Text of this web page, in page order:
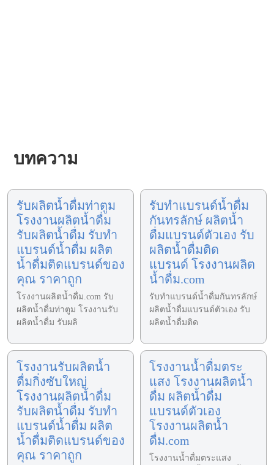
บทความ
รับผลิตน้ำดื่มท่าตูม
โรงงานผลิตน้ำดื่ม
รับผลิตน้ำดื่ม รับทำ
แบรนด์น้ำดื่ม ผลิต
น้ำดื่มติดแบรนด์ของ
คุณ ราคาถูก
โรงงานผลิตน้ำดื่ม.com รับ
ผลิตน้ำดื่มท่าตูม โรงงานรับ
ผลิตน้ำดื่ม รับผลิ
รับทำแบรนด์น้ำดื่ม
กันทรลักษ์ ผลิตน้ำ
ดื่มแบรนด์ตัวเอง รับ
ผลิตน้ำดื่มติด
แบรนด์ โรงงานผลิต
น้ำดื่ม.com
รับทำแบรนด์น้ำดื่มกันทรลักษ์
ผลิตน้ำดื่มแบรนด์ตัวเอง รับ
ผลิตน้ำดื่มติด
โรงงานรับผลิตน้ำ
ดื่มกิ่งซับใหญ่
โรงงานผลิตน้ำดื่ม
รับผลิตน้ำดื่ม รับทำ
แบรนด์น้ำดื่ม ผลิต
น้ำดื่มติดแบรนด์ของ
คุณ ราคาถูก
โรงงานน้ำดื่มตระ
แสง โรงงานผลิตน้ำ
ดื่ม ผลิตน้ำดื่ม
แบรนด์ตัวเอง
โรงงานผลิตน้ำ
ดื่ม.com
โรงงานน้ำดื่มตระแสง